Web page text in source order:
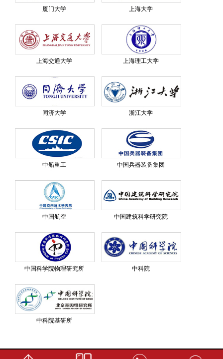
厦门大学 上海大学
上海交通大学 上海理工大学
同济大学 浙江大学
中船重工 中国兵器装备集团
中国航空 中国建筑科学研究院
中国科学院物理研究所 中科院
中科院基研所